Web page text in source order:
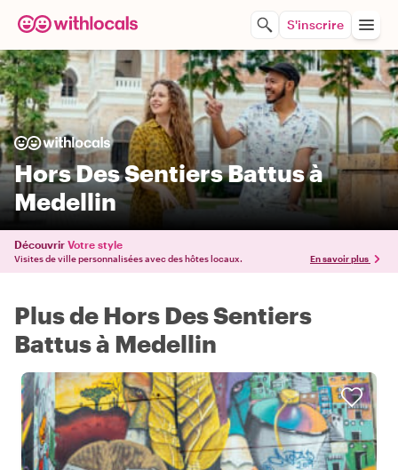
S'inscrire
Hors Des Sentiers Battus à
Medellin
Découvrir Votre style
Visites de ville personnalisées avec des hôtes locaux. En savoir plus
Plus de Hors Des Sentiers
Battus à Medellin